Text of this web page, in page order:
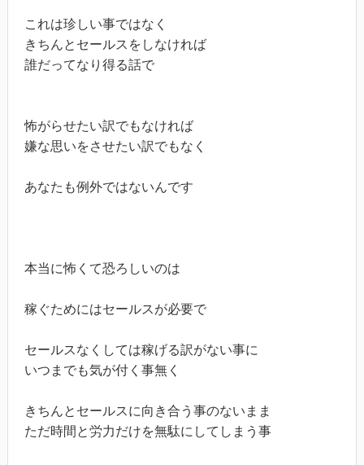
これは珍しい事ではなく
きちんとセールスをしなければ
誰だってなり得る話で
怖がらせたい訳でもなければ
嫌な思いをさせたい訳でもなく
あなたも例外ではないんです
本当に怖くて恐ろしいのは
稼ぐためにはセールスが必要で
セールスなくしては稼げる訳がない事に
いつまでも気が付く事無く
きちんとセールスに向き合う事のないまま
ただ時間と労力だけを無駄にしてしまう事